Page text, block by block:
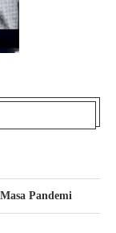
Pandemi